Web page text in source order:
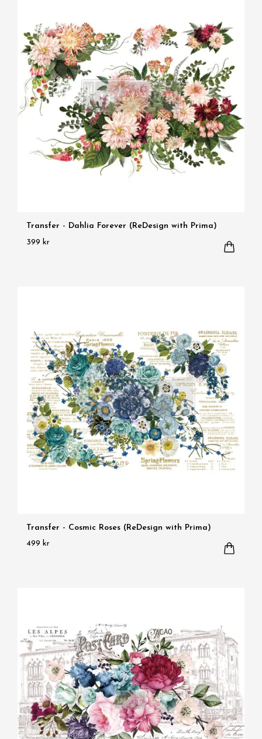
Transfer - Dahlia Forever (ReDesign with Prima)
399 kr
Transfer - Cosmic Roses (ReDesign with Prima)
499 kr